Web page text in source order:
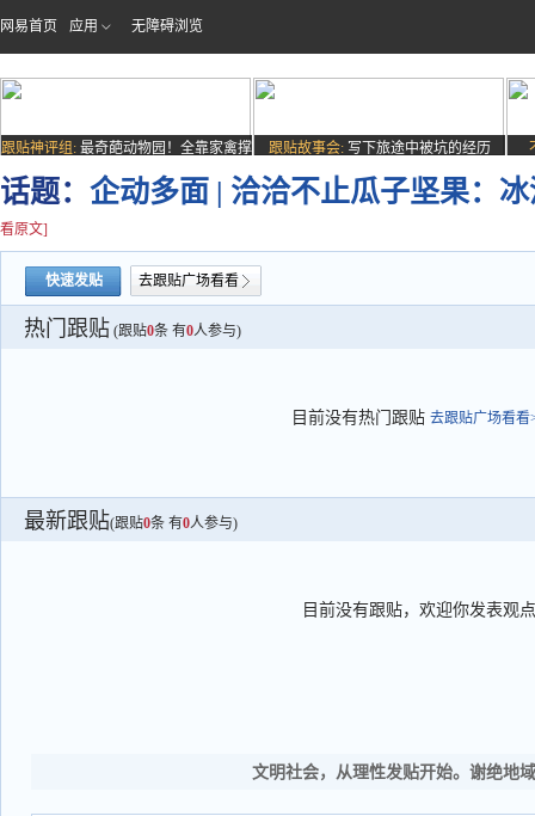
网易首页 应用 无障碍浏览
跟贴神评组: 最奇葩动物园！全靠家禽撑
场子
跟贴故事会: 写下旅途中被坑的经历
话题： 企动多面 | 洽洽不止瓜子坚果：
看原文]
快速发贴 去跟贴广场看看
热门跟贴 (跟贴0条 有0人参与)
目前没有热门跟贴 去跟贴广场看看
最新跟贴(跟贴0条 有0人参与)
目前没有跟贴，欢迎你发表观点
文明社会，从理性发贴开始。谢绝地